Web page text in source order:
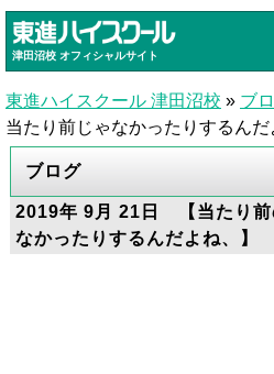
津田沼校 オフィシャルサイト
東進ハイスクール 津田沼校 » ブ
当たり前じゃなかったりするんだ
ブログ
2019年 9月 21日 【当たり前
なかったりするんだよね、】